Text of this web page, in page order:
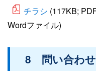
チラシ (117KB;
Wordファイル)
8 問い合わせ